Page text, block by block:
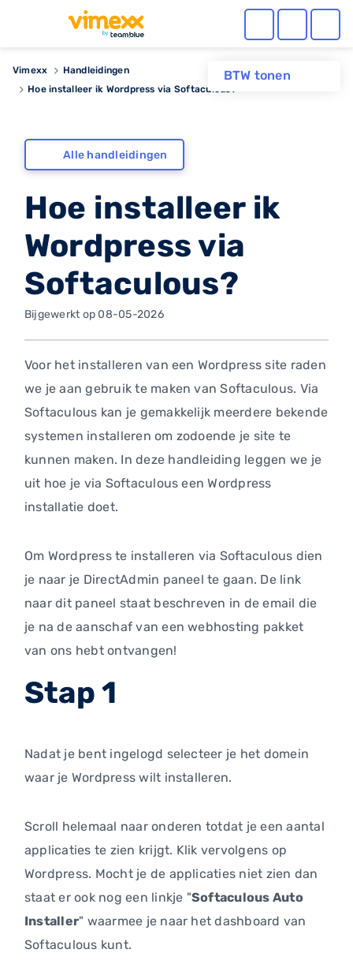
BTW tonen
Vimexx
Handleidingen
Hoe installeer ik Wordpress via Softaculous?
Alle handleidingen
Hoe installeer ik
Wordpress via
Softaculous?
Bijgewerkt op 08-05-2026
Voor het installeren van een Wordpress site raden
we je aan gebruik te maken van Softaculous. Via
Softaculous kan je gemakkelijk meerdere bekende
systemen installeren om zodoende je site te
kunnen maken. In deze handleiding leggen we je
uit hoe je via Softaculous een Wordpress
installatie doet.
Om Wordpress te installeren via Softaculous dien
je naar je DirectAdmin paneel te gaan. De link
naar dit paneel staat beschreven in de email die
je na de aanschaf van een webhosting pakket
van ons hebt ontvangen!
Stap 1
Nadat je bent ingelogd selecteer je het domein
waar je Wordpress wilt installeren.
Scroll helemaal naar onderen totdat je een aantal
applicaties te zien krijgt. Klik vervolgens op
Wordpress. Mocht je de applicaties niet zien dan
staat er ook nog een linkje "Softaculous Auto
Installer" waarmee je naar het dashboard van
Softaculous kunt.